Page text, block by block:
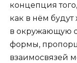
концепция
как в нём
в окружающую
формы,
взаимосвязей